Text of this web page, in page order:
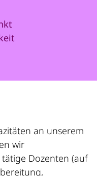
an unserem
wir
Dozenten (auf